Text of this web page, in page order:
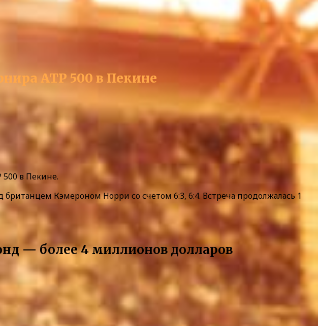
ATP 500 в Пекине
в Пекине.
Кэмероном Норри со счетом 6:3, 6:4. Встреча продолжалась 1
— более 4 миллионов долларов